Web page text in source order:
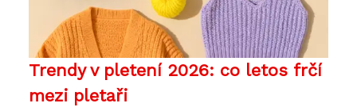
Trendy v pletení 2026: co letos frčí
mezi pletaři